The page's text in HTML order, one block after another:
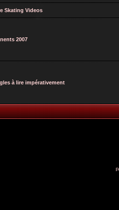
Skating Videos
2007
à lire impérativement